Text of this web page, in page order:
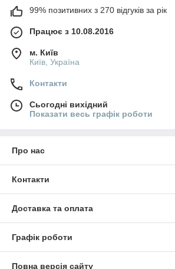
99% позитивних з 270 відгуків за рік
Працює з 10.08.2016
м. Київ
Київ, Україна
Контакти
Сьогодні вихідний
Показати весь графік роботи
Про нас
Контакти
Доставка та оплата
Графік роботи
Повна версія сайту